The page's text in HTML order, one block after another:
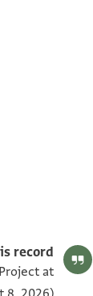
record:
at